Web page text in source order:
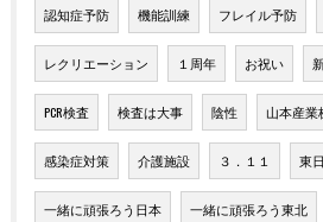
認知症予防 機能訓練 フレイル予防
レクリエーション １周年 お祝い
PCR検査 検査は大事 陰性 山本産業
感染症対策 介護施設 ３．１１ 東
一緒に頑張ろう日本 一緒に頑張ろう東北